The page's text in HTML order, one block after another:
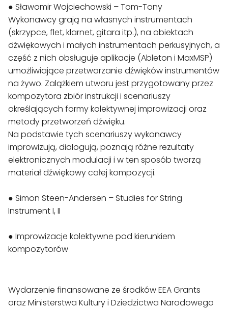
● Sławomir Wojciechowski – Tom-Tony
Wykonawcy grają na własnych instrumentach
(skrzypce, flet, klarnet, gitara itp.), na obiektach
dźwiękowych i małych instrumentach perkusyjnych, a
część z nich obsługuje aplikacje (Ableton i MaxMSP)
umożliwiające przetwarzanie dźwięków instrumentów
na żywo. Zalążkiem utworu jest przygotowany przez
kompozytora zbiór instrukcji i scenariuszy
określających formy kolektywnej improwizacji oraz
metody przetworzeń dźwięku.
Na podstawie tych scenariuszy wykonawcy
improwizują, dialogują, poznają różne rezultaty
elektronicznych modulacji i w ten sposób tworzą
materiał dźwiękowy całej kompozycji.
● Simon Steen-Andersen – Studies for String
Instrument I, II
● Improwizacje kolektywne pod kierunkiem
kompozytorów
Wydarzenie finansowane ze środków EEA Grants
oraz Ministerstwa Kultury i Dziedzictwa Narodowego